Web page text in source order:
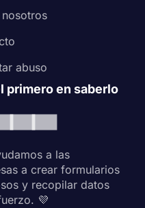
abuso
primero en saberlo
a las
a crear formularios
y recopilar datos
💜